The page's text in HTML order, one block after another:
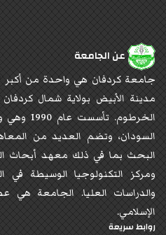
عن الجامعة
جامعة كردفان هي واحدة من أكبر
الخرطوم.
السودان، وتضم العديد من
البحث بما في ذلك معهد أبحاث
ومركز التكنولوجيا الوسيطة في
والدراسات العليا. الجامعة
الإسلامي.
روابط سريعة